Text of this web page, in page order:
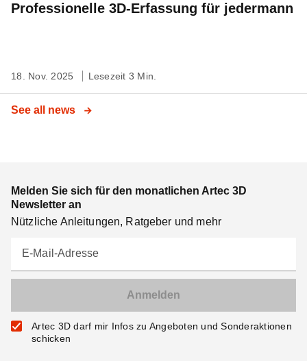
Professionelle 3D-Erfassung für jedermann
18. Nov. 2025 Lesezeit 3 Min.
See all news
Melden Sie sich für den monatlichen Artec 3D
Newsletter an
Nützliche Anleitungen, Ratgeber und mehr
E-Mail-Adresse
Artec 3D darf mir Infos zu Angeboten und Sonderaktionen
schicken